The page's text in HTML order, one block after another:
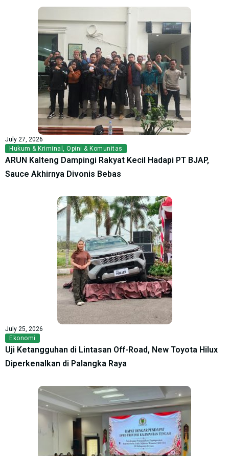
July 27, 2026
Hukum & Kriminal , Opini & Komunitas
ARUN Kalteng Dampingi Rakyat Kecil Hadapi PT BJAP,
Sauce Akhirnya Divonis Bebas
July 25, 2026
Ekonomi
Uji Ketangguhan di Lintasan Off-Road, New Toyota Hilux
Diperkenalkan di Palangka Raya